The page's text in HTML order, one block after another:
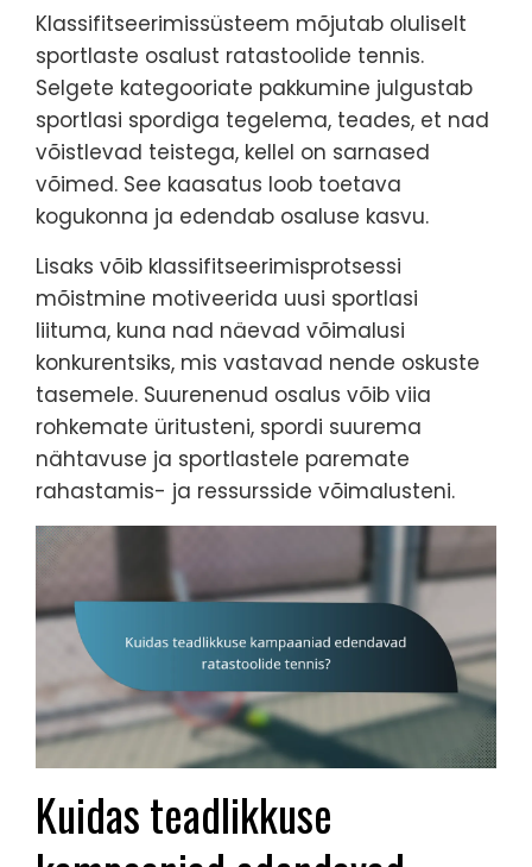
Klassifitseerimissüsteem mõjutab oluliselt
sportlaste osalust ratastoolide tennis.
Selgete kategooriate pakkumine julgustab
sportlasi spordiga tegelema, teades, et nad
võistlevad teistega, kellel on sarnased
võimed. See kaasatus loob toetava
kogukonna ja edendab osaluse kasvu.
Lisaks võib klassifitseerimisprotsessi
mõistmine motiveerida uusi sportlasi
liituma, kuna nad näevad võimalusi
konkurentsiks, mis vastavad nende oskuste
tasemele. Suurenenud osalus võib viia
rohkemate üritusteni, spordi suurema
nähtavuse ja sportlastele paremate
rahastamis- ja ressursside võimalusteni.
Kuidas teadlikkuse